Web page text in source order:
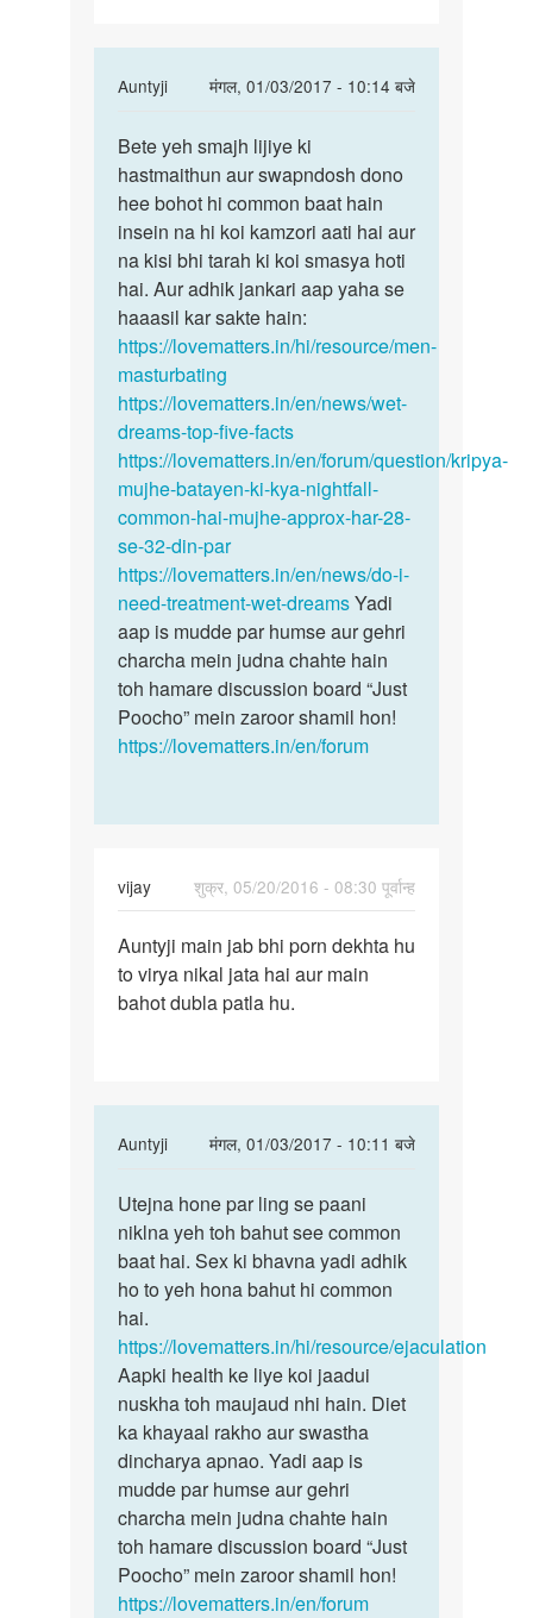
Auntyji
मंगल, 01/03/2017 - 10:14 बजे
In
to
mujhe
swapn
dosh
he
me
hast
by
Anur
Bete
yeh
smajh
lijiye
ki
Bete yeh smajh lijiye ki
hastmaithun aur swapndosh dono
hee bohot hi common baat hain
insein na hi koi kamzori aati hai aur
na kisi bhi tarah ki koi smasya hoti
hai. Aur adhik jankari aap yaha se
haaasil kar sakte hain:
https://lovematters.in/hi/resource/men-
masturbating
https://lovematters.in/en/news/wet-
dreams-top-five-facts
https://lovematters.in/en/forum/question/kripya-
mujhe-batayen-ki-kya-nightfall-
common-hai-mujhe-approx-har-28-
se-32-din-par
https://lovematters.in/en/news/do-i-
need-treatment-wet-dreamsYadi
aap is mudde par humse aur gehri
charcha mein judna chahte hain
toh hamare discussion board “Just
Poocho” mein zaroor shamil hon!
https://lovematters.in/en/forum
vijay
शुक्र, 05/20/2016 - 08:30 पूर्वान्ह
Auntyji
main
jab
Auntyji main jab bhi porn dekhta hu
to virya nikal jata hai aur main
bahot dubla patla hu.
Auntyji
मंगल, 01/03/2017 - 10:11 बजे
In
to
Auntyji
main
jab
porn
by
vijay
Utejna
hone
par
ling
se
paani
Utejna hone par ling se paani
niklna yeh toh bahut see common
baat hai. Sex ki bhavna yadi adhik
ho to yeh hona bahut hi common
hai.
https://lovematters.in/hi/resource/ejaculation
Aapki health ke liye koi jaadui
nuskha toh maujaud nhi hain. Diet
ka khayaal rakho aur swastha
dincharya apnao. Yadi aap is
mudde par humse aur gehri
charcha mein judna chahte hain
toh hamare discussion board “Just
Poocho” mein zaroor shamil hon!
https://lovematters.in/en/forum